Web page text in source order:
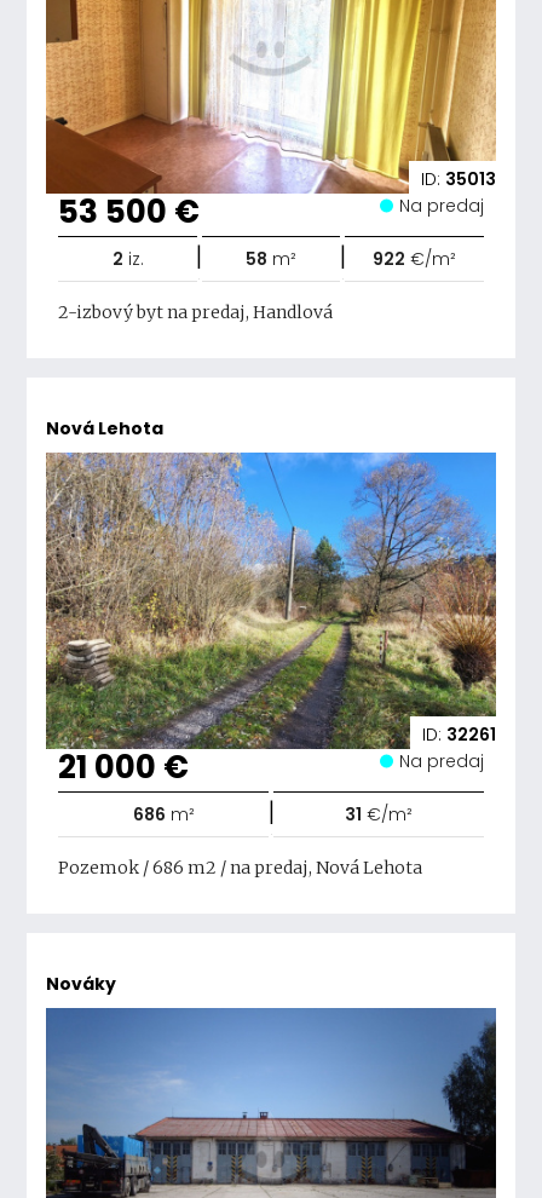
ID: 35013
53 500 € Na predaj
2 iz. | 58 m² | 922 €/m²
2-izbový byt na predaj, Handlová
Nová Lehota
ID: 32261
21 000 € Na predaj
686 m² | 31 €/m²
Pozemok / 686 m2 / na predaj, Nová Lehota
Nováky